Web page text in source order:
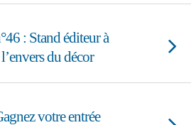
: Stand éditeur à
du décor
votre entrée